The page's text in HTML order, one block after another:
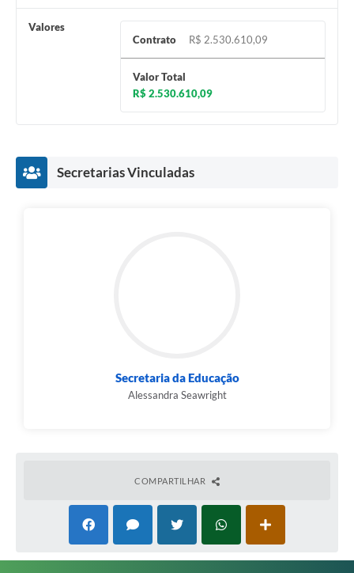
Valores
Contrato
R$ 2.530.610,09
Valor Total
R$ 2.530.610,09
Secretarias Vinculadas
Secretaria da Educação
Alessandra Seawright
COMPARTILHAR